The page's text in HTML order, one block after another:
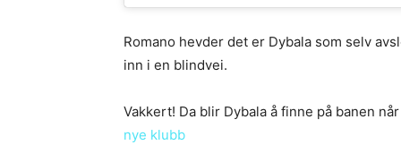
Romano hevder det er Dybala som selv
inn i en blindvei.
Vakkert! Da blir Dybala å finne på banen
nye klubb